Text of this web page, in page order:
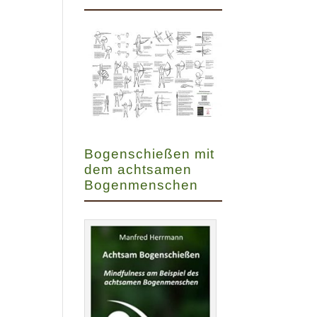
Bogenschießen mit
dem achtsamen
Bogenmenschen